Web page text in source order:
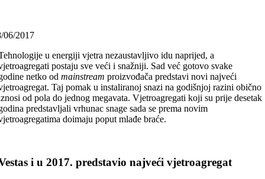
06/2017
u energiji vjetra nezaustavljivo idu naprijed, a
postaju sve veći i snažniji. Sad već gotovo svake
netko odmainstream proizvođača predstavi novi najveći
Taj pomak u instaliranoj snazi na godišnjoj razini obično
od pola do jednog megavata. Vjetroagregati koji su prije desetak
predstavljali vrhunac snage sada se prema novim
doimaju poput mlađe braće.
i u 2017. predstavio najveći vjetroagregat